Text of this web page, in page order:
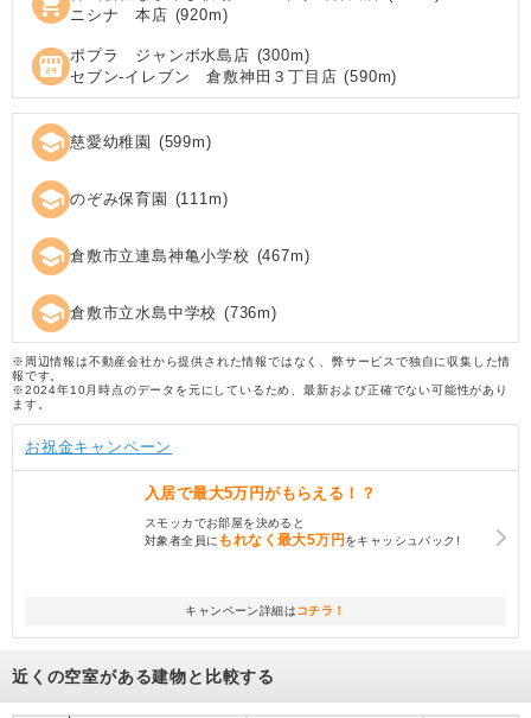
ニシナ 本店 (920m)
local_convenience_store ポプラ ジャンボ水島店 (300m)
セブン‐イレブン 倉敷神田３丁目店 (590m)
school 慈愛幼稚園 (599m)
school のぞみ保育園 (111m)
school 倉敷市立連島神亀小学校 (467m)
school 倉敷市立水島中学校 (736m)
※周辺情報は不動産会社から提供された情報ではなく、弊サービスで独自に収集した情
報です。
※2024年10月時点のデータを元にしているため、最新および正確でない可能性があり
ます。
お祝金キャンペーン
入居で最大5万円がもらえる！？
スモッカでお部屋を決めると
対象者全員に もれなく最大5万円 をキャッシュバック!
キャンペーン詳細はコチラ！
近くの空室がある建物と比較する